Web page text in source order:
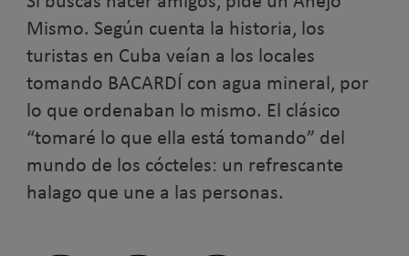
Mismo. Según cuenta la historia, los
turistas en Cuba veían a los locales
tomando BACARDÍ con agua mineral, por
lo que ordenaban lo mismo. El clásico
“tomaré lo que ella está tomando” del
mundo de los cócteles: un refrescante
halago que une a las personas.